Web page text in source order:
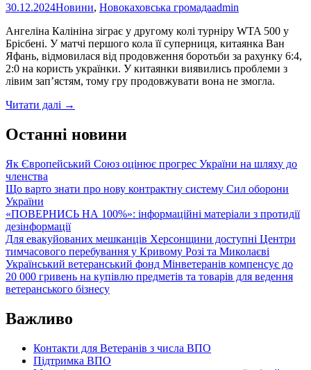
з
для
учнів
Нової
Каховки
30.12.2024Новини, Новокаховська громадаadmin
Ангеліна Калініна зіграє у другому колі турніру WTA 500 у
Брісбені. У матчі першого кола її суперниця, китаянка Ван
Яфань, відмовилася від продовження боротьби за рахунку 6:4,
2:0 на користь українки. У китаянки виявились проблеми з
лівим зап’ястям, тому гру продовжувати вона не змогла.
Читати далі Новокаховчанка
Калініна
вийшла
другого
турніру
Брісбені
→
Останні новини
Як Європейський Союз оцінює прогрес України на шляху до
членства
Що варто знати про нову контрактну систему Сил оборони
України
«ПОВЕРНИСЬ НА 100%»: інформаційні матеріали з протидії
дезінформації
Для евакуйованих мешканців Херсонщини доступні Центри
тимчасового перебування у Кривому Розі та Миколаєві
Український ветеранський фонд Мінветеранів компенсує до
20 000 гривень на купівлю предметів та товарів для ведення
ветеранського бізнесу
Важливо
Контакти для Ветеранів з числа ВПО
Підтримка ВПО